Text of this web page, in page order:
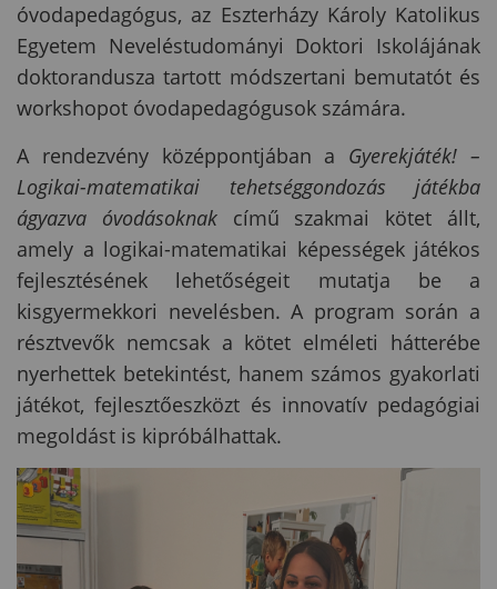
óvodapedagógus, az Eszterházy Károly Katolikus
Egyetem Neveléstudományi Doktori Iskolájának
doktorandusza tartott módszertani bemutatót és
workshopot óvodapedagógusok számára.
A rendezvény középpontjában a Gyerekjáték! –
Logikai-matematikai tehetséggondozás játékba
ágyazva óvodásoknakcímű szakmai kötet állt,
amely a logikai-matematikai képességek játékos
fejlesztésének lehetőségeit mutatja be a
kisgyermekkori nevelésben. A program során a
résztvevők nemcsak a kötet elméleti hátterébe
nyerhettek betekintést, hanem számos gyakorlati
játékot, fejlesztőeszközt és innovatív pedagógiai
megoldást is kipróbálhattak.